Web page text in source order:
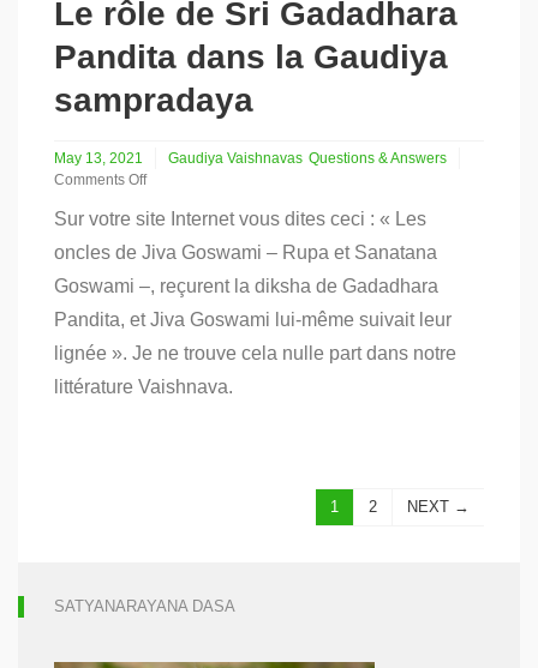
Le rôle de Sri Gadadhara
Pandita dans la Gaudiya
sampradaya
May 13, 2021 Gaudiya Vaishnavas Questions & Answers
Comments Off
Le
Sri
Gadadhara
Pandita
dans
Gaudiya
Sur votre site Internet vous dites ceci : « Les
oncles de Jiva Goswami – Rupa et Sanatana
Goswami –, reçurent la diksha de Gadadhara
Pandita, et Jiva Goswami lui-même suivait leur
lignée ». Je ne trouve cela nulle part dans notre
littérature Vaishnava.
1 2 NEXT →
SATYANARAYANA DASA